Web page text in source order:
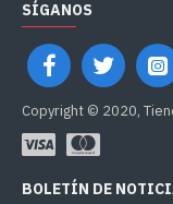
SÍGANOS
Copyright © 2020,
BOLETÍN DE